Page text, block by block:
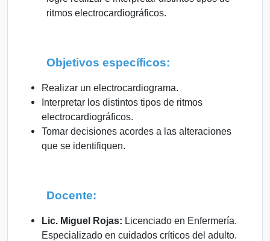
ritmos electrocardiográficos.
Objetivos específicos:
Realizar un electrocardiograma.
Interpretar los distintos tipos de ritmos
electrocardiográficos.
Tomar decisiones acordes a las alteraciones
que se identifiquen.
Docente:
Lic. Miguel Rojas: Licenciado en Enfermería.
Especializado en cuidados críticos del adulto.